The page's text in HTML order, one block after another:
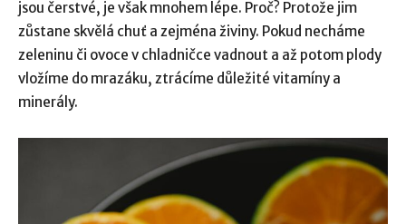
jsou čerstvé, je však mnohem lépe. Proč? Protože jim
zůstane skvělá chuť a zejména živiny. Pokud necháme
zeleninu či ovoce v chladničce vadnout a až potom plody
vložíme do mrazáku, ztrácíme důležité vitamíny a
minerály.